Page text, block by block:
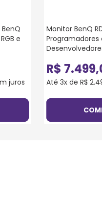
e
juros
Monitor BenQ
Programadores
fosca sem
R$ 7.499,
Até3x deR$ 2.